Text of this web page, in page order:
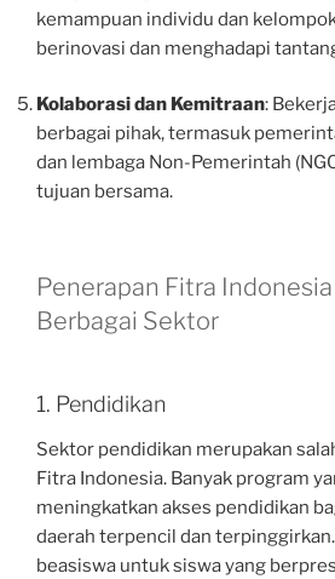
kemampuan individu dan
berinovasi dan menghadapi
Kolaborasi dan Kemitraan:
berbagai pihak, termasuk
dan lembaga Non-Pemerintah
tujuan bersama.
Penerapan Fitra
Berbagai Sektor
1. Pendidikan
Sektor pendidikan merupakan
Fitra Indonesia. Banyak program
meningkatkan akses pendidikan
daerah terpencil dan
beasiswa untuk siswa yang